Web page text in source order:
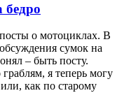
бедро
о мотоциклах. В
сумок на
– быть посту.
я теперь могу
как по старому